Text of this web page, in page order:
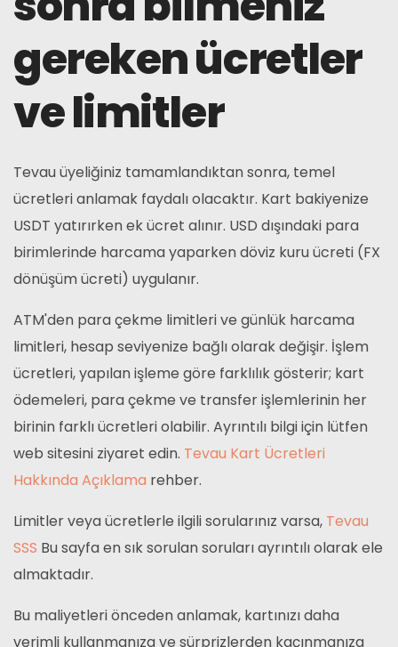
gereken ücretler
ve limitler
Tevau üyeliğiniz tamamlandıktan sonra, temel
ücretleri anlamak faydalı olacaktır. Kart bakiyenize
USDT yatırırken ek ücret alınır. USD dışındaki para
birimlerinde harcama yaparken döviz kuru ücreti (FX
dönüşüm ücreti) uygulanır.
ATM'den para çekme limitleri ve günlük harcama
limitleri, hesap seviyenize bağlı olarak değişir. İşlem
ücretleri, yapılan işleme göre farklılık gösterir; kart
ödemeleri, para çekme ve transfer işlemlerinin her
birinin farklı ücretleri olabilir. Ayrıntılı bilgi için lütfen
web sitesini ziyaret edin. Tevau Kart Ücretleri
Hakkında Açıklama rehber.
Limitler veya ücretlerle ilgili sorularınız varsa, Tevau
SSS Bu sayfa en sık sorulan soruları ayrıntılı olarak ele
almaktadır.
Bu maliyetleri önceden anlamak, kartınızı daha
verimli kullanmanıza ve sürprizlerden kaçınmanıza